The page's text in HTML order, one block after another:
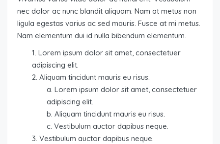
nec dolor ac nunc blandit aliquam. Nam at metus non
ligula egestas varius ac sed mauris. Fusce at mi metus.
Nam elementum dui id nulla bibendum elementum.
Lorem ipsum dolor sit amet, consectetuer
adipiscing elit.
Aliquam tincidunt mauris eu risus.
Lorem ipsum dolor sit amet, consectetuer
adipiscing elit.
Aliquam tincidunt mauris eu risus.
Vestibulum auctor dapibus neque.
Vestibulum auctor dapibus neque.